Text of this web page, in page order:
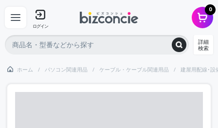
ログイン
0
詳細
検索
ホーム パソコン関連用品 ケーブル・ケーブル関連用品 建屋用配線･設